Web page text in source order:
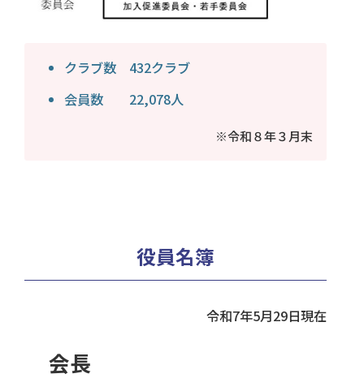
クラブ数 432クラブ
会員数 22,078人
※令和８年３月末
役員名簿
令和7年5月29日現在
会長